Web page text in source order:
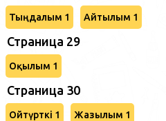
Тыңдалым 1 Айтылым 1
Страница 29
Оқылым 1
Страница 30
Ойтүрткі 1 Жазылым 1